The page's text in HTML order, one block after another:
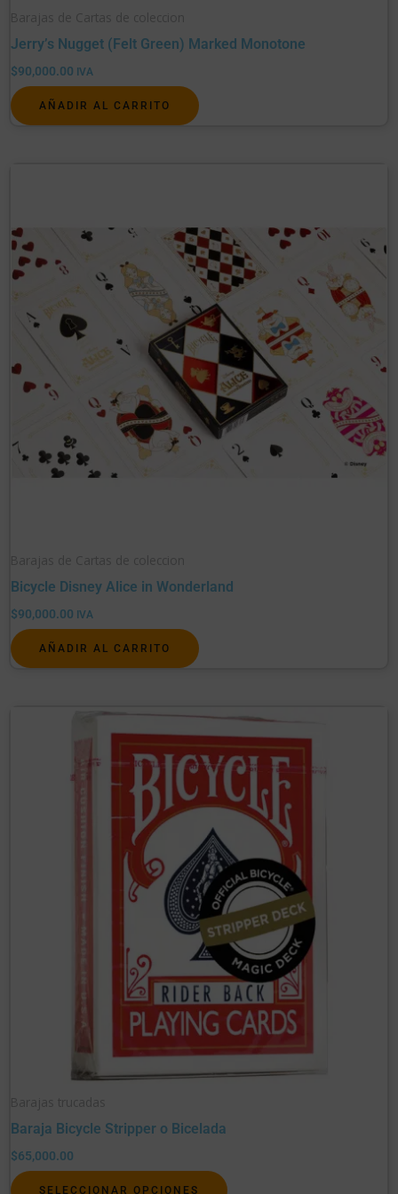
Jerry’s Nugget (Felt Green) Marked Monotone
$90,000.00 IVA
AÑADIR AL CARRITO
Bicycle Disney Alice in Wonderland
$90,000.00 IVA
AÑADIR AL CARRITO
Baraja Bicycle Stripper o Bicelada
$65,000.00
SELECCIONAR OPCIONES
Este
producto
tiene
múltiples
variantes.
Las
opciones
se
pueden
elegir
en
la
página
de
producto